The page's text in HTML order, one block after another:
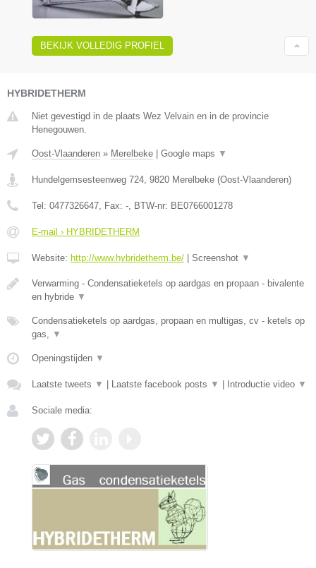
BEKIJK VOLLEDIG PROFIEL
HYBRIDETHERM
Niet gevestigd in de plaats Wez Velvain en in de provincie
Henegouwen.
Oost-Vlaanderen » Merelbeke | Google maps ▼
Hundelgemsesteenweg 724 9820 Merelbeke (Oost-Vlaanderen)
Tel: 0477326647 , Fax: - , BTW-nr: BE0766001278
E-mail › HYBRIDETHERM
Website: http://www.hybridetherm.be/ | Screenshot ▼
Verwarming - Condensatieketels op aardgas en propaan - bivalente
en hybride ▼
Condensatieketels op aardgas, propaan en multigas, cv - ketels op
gas,
▼
Openingstijden ▼
Laatste tweets ▼ | Laatste facebook posts ▼ | Introductie video ▼
Sociale media: